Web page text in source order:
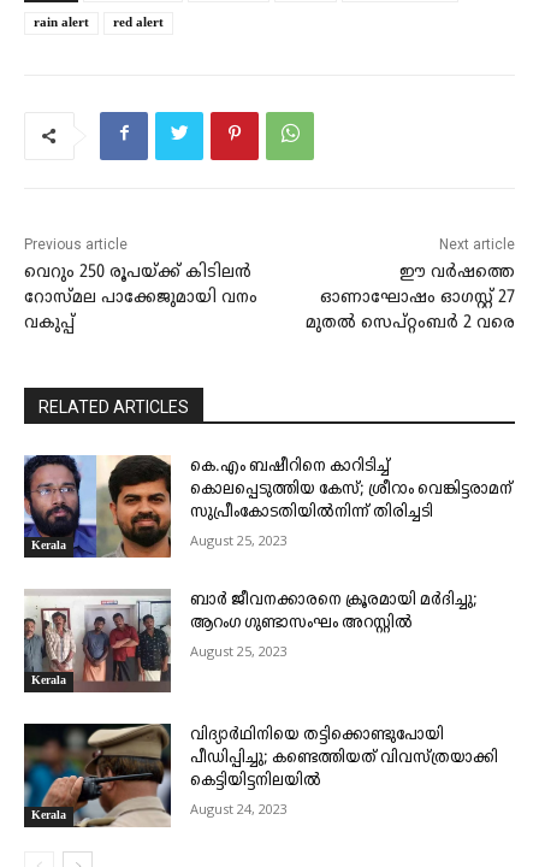
rain alert
red alert
Previous article
വെറും 250 രൂപയ്ക്ക് കിടിലൻ
റോസ്മല പാക്കേജുമായി വനം
വകുപ്പ്
Next article
ഈ വര്‍ഷത്തെ
ഓണാഘോഷം ഓഗസ്റ്റ് 27
മുതൽ സെപ്റ്റംബർ 2 വരെ
RELATED ARTICLES
Kerala
കെ.എം ബഷീറിനെ കാറിടിച്ച്
കൊലപ്പെടുത്തിയ കേസ്; ശ്രീറാം വെങ്കിട്ടരാമന്
സുപ്രീംകോടതിയിൽനിന്ന് തിരിച്ചടി
August 25, 2023
Kerala
ബാർ ജീവനക്കാരനെ ക്രൂരമായി മർദിച്ചു;
ആറംഗ ഗുണ്ടാസംഘം അറസ്റ്റിൽ
August 25, 2023
Kerala
വിദ്യാർഥിനിയെ തട്ടിക്കൊണ്ടുപോയി
പീഡിപ്പിച്ചു; കണ്ടെത്തിയത് വിവസ്ത്രയാക്കി
കെട്ടിയിട്ടനിലയിൽ
August 24, 2023